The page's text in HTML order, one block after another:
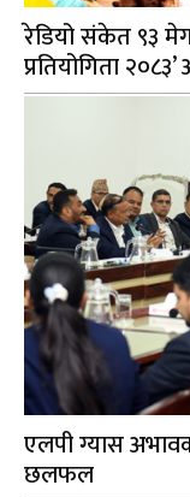
रेडियो संकेत ९३
प्रतियोगिता
एलपी ग्यास
छलफल